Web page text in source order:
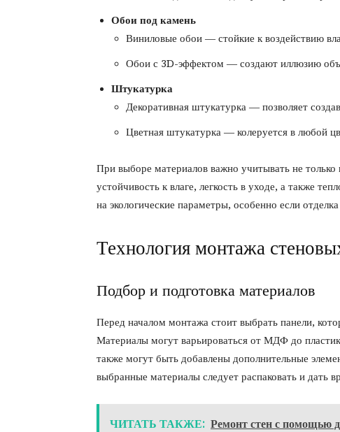
Обои под камень
Виниловые обои — стойкие к воздействию
Обои с 3D-эффектом — создают иллюзию
Штукатурка
Декоративная штукатурка — позволяет
Цветная штукатурка — колеруется в любой
При выборе материалов важно учитывать не
устойчивость к влаге, легкость в уходе, а также
на экологические параметры, особенно если
Технология монтажа
Подбор и подготовка материалов
Перед началом монтажа стоит выбрать панели,
Материалы могут варьироваться от МДФ до
также могут быть добавлены дополнительные
выбранные материалы следует распаковать и дать
ЧИТАТЬ ТАКЖЕ: Ремонт стен с помощью